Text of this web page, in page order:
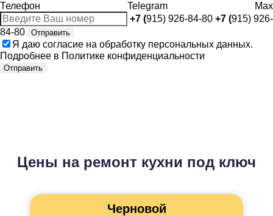
Телефон
Telegram
Max
+7 (915) 926-84-80 +7 (915) 926-
84-80
Отправить
Я даю согласие на обработку персональных данных.
Подробнее в Политике конфиденциальности
Отправить
Цены на ремонт кухни под ключ
Черновой